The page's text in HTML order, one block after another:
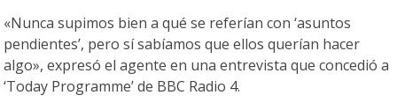
«Nunca supimos bien a qué se referían con ‘asuntos
pendientes’, pero sí sabíamos que ellos querían hacer
algo», expresó el agente en una entrevista que concedió a
‘Today Programme’ de BBC Radio 4.